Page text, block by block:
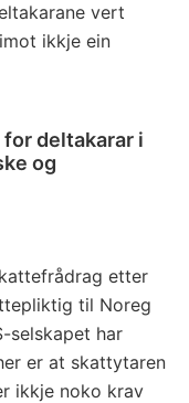
vert
ikkje ein
deltakarar i
og
etter
til Noreg
selskapet har
er at skattytaren
ikkje noko krav